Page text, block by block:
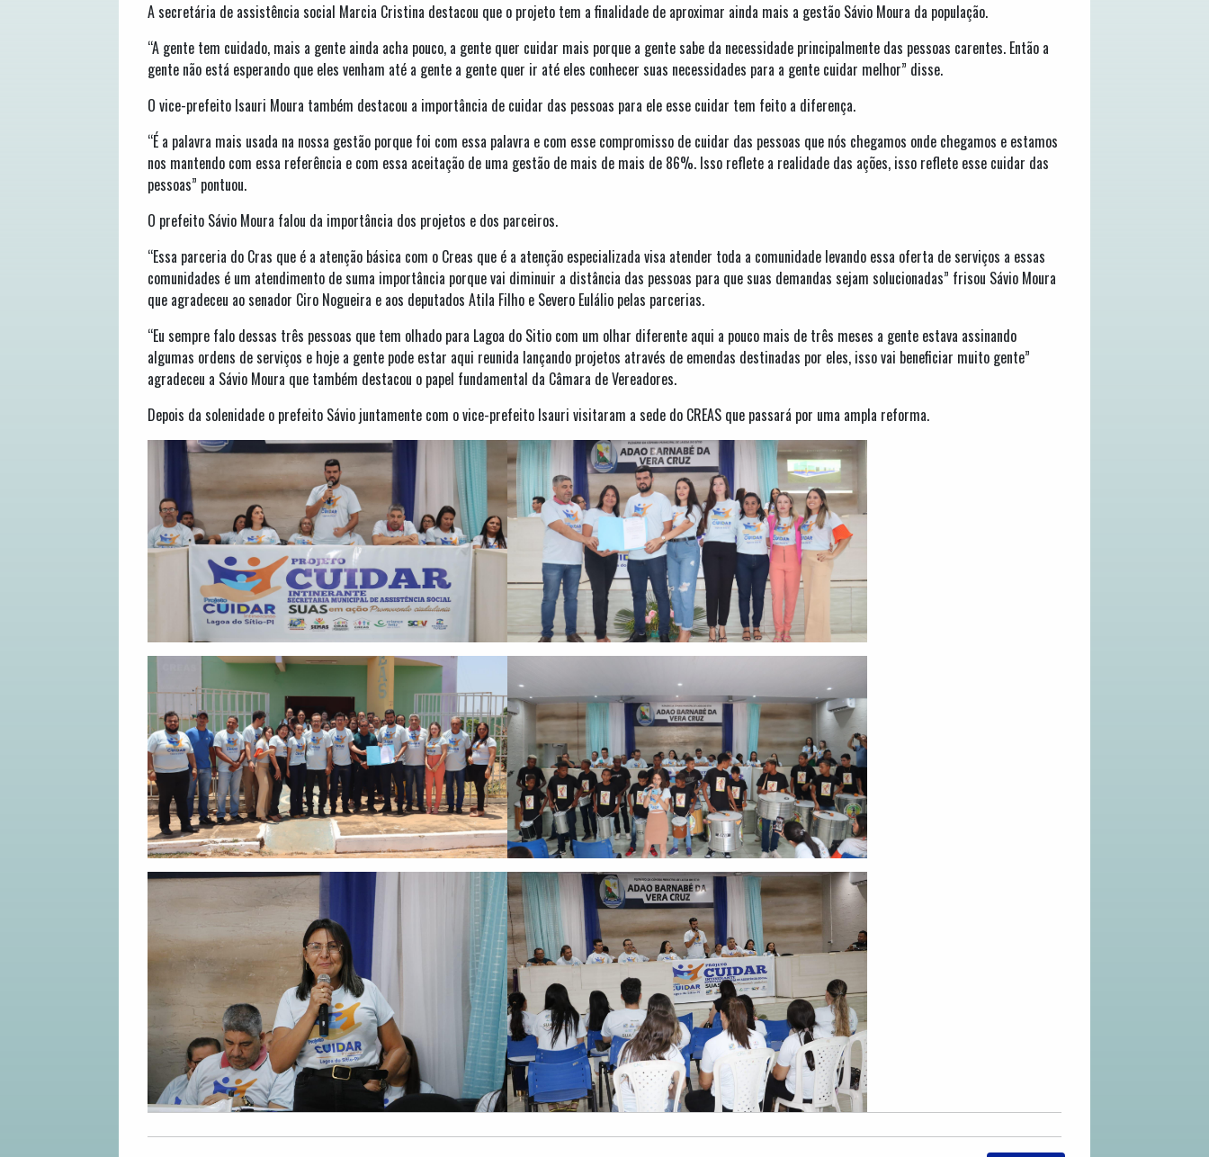
A secretária de assistência social Marcia Cristina destacou que o projeto tem a finalidade de aproximar ainda mais a gestão Sávio Moura da população.
“A gente tem cuidado, mais a gente ainda acha pouco, a gente quer cuidar mais porque a gente sabe da necessidade principalmente das pessoas carentes. Então a
gente não está esperando que eles venham até a gente a gente quer ir até eles conhecer suas necessidades para a gente cuidar melhor” disse.
O vice-prefeito Isauri Moura também destacou a importância de cuidar das pessoas para ele esse cuidar tem feito a diferença.
“É a palavra mais usada na nossa gestão porque foi com essa palavra e com esse compromisso de cuidar das pessoas que nós chegamos onde chegamos e estamos
nos mantendo com essa referência e com essa aceitação de uma gestão de mais de mais de 86%. Isso reflete a realidade das ações, isso reflete esse cuidar das
pessoas” pontuou.
O prefeito Sávio Moura falou da importância dos projetos e dos parceiros.
“Essa parceria do Cras que é a atenção básica com o Creas que é a atenção especializada visa atender toda a comunidade levando essa oferta de serviços a essas
comunidades é um atendimento de suma importância porque vai diminuir a distância das pessoas para que suas demandas sejam solucionadas” frisou Sávio Moura
que agradeceu ao senador Ciro Nogueira e aos deputados Atila Filho e Severo Eulálio pelas parcerias.
“Eu sempre falo dessas três pessoas que tem olhado para Lagoa do Sitio com um olhar diferente aqui a pouco mais de três meses a gente estava assinando
algumas ordens de serviços e hoje a gente pode estar aqui reunida lançando projetos através de emendas destinadas por eles, isso vai beneficiar muito gente”
agradeceu a Sávio Moura que também destacou o papel fundamental da Câmara de Vereadores.
Depois da solenidade o prefeito Sávio juntamente com o vice-prefeito Isauri visitaram a sede do CREAS que passará por uma ampla reforma.